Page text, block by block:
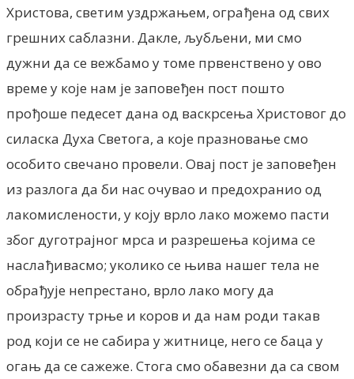
Христова, светим уздржањем, ограђена од свих
грешних саблазни. Дакле, љубљени, ми смо
дужни да се вежбамо у томе првенствено у ово
време у које нам је заповеђен пост пошто
прођоше педесет дана од васкрсења Христовог до
силаска Духа Светога, а које празновање смо
особито свечано провели. Овај пост је заповеђен
из разлога да би нас очувао и предохранио од
лакомислености, у коју врло лако можемо пасти
због дуготрајног мрса и разрешења којима се
наслађивасмо; уколико се њива нашег тела не
обрађује непрестано, врло лако могу да
произрасту трње и коров и да нам роди такав
род који се не сабира у житнице, него се баца у
огањ да се сажеже. Стога смо обавезни да са свом